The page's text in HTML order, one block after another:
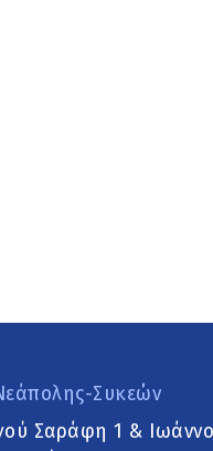
Συκεών
Σαράφη 1 &